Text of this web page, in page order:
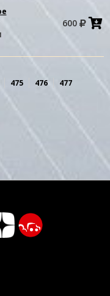
600
475 476
477